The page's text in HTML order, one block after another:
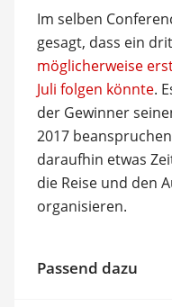
Im selben
gesagt, dass ein
möglicherweise
Juli folgen könnte.
der Gewinner
2017
daraufhin etwas
die Reise und den
organisieren.
Passend dazu